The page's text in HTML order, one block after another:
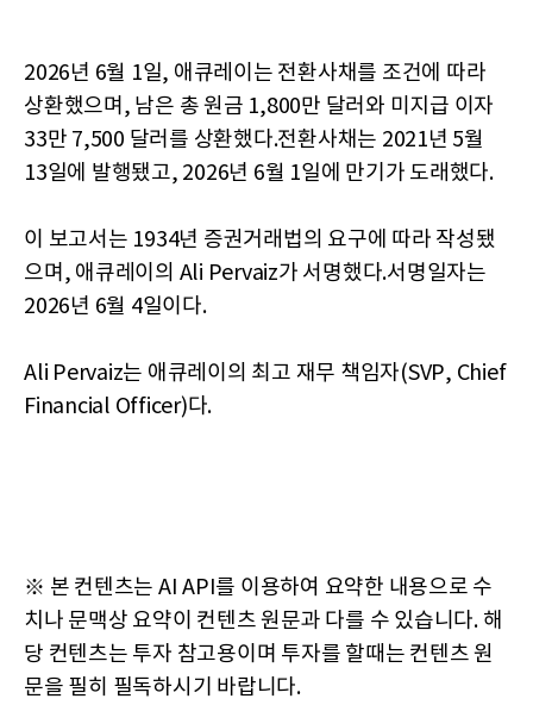
2026년 6월 1일, 애큐레이는 전환사채를 조건에 따라
상환했으며, 남은 총 원금 1,800만 달러와 미지급 이자
33만 7,500 달러를 상환했다.전환사채는 2021년 5월
13일에 발행됐고, 2026년 6월 1일에 만기가 도래했다.
이 보고서는 1934년 증권거래법의 요구에 따라 작성됐
으며, 애큐레이의 Ali Pervaiz가 서명했다.서명일자는
2026년 6월 4일이다.
Ali Pervaiz는 애큐레이의 최고 재무 책임자(SVP, Chief
Financial Officer)다.
※ 본 컨텐츠는 AI API를 이용하여 요약한 내용으로 수
치나 문맥상 요약이 컨텐츠 원문과 다를 수 있습니다. 해
당 컨텐츠는 투자 참고용이며 투자를 할때는 컨텐츠 원
문을 필히 필독하시기 바랍니다.